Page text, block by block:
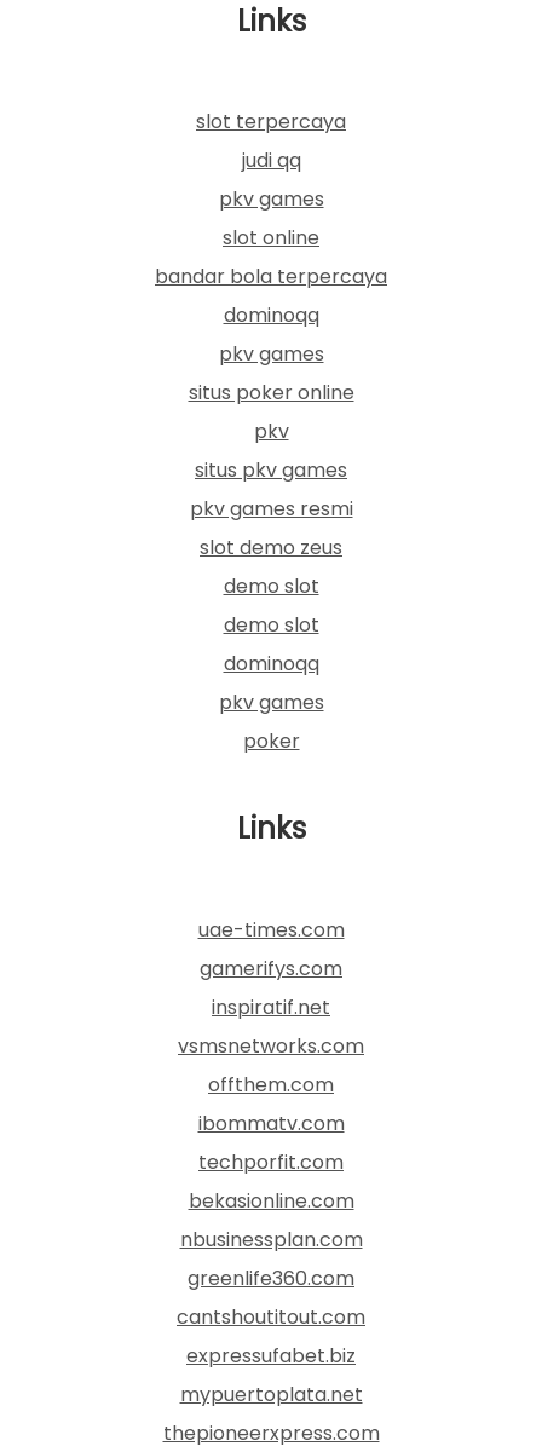
Links
slot terpercaya
judi qq
pkv games
slot online
bandar bola terpercaya
dominoqq
pkv games
situs poker online
pkv
situs pkv games
pkv games resmi
slot demo zeus
demo slot
demo slot
dominoqq
pkv games
poker
Links
uae-times.com
gamerifys.com
inspiratif.net
vsmsnetworks.com
offthem.com
ibommatv.com
techporfit.com
bekasionline.com
nbusinessplan.com
greenlife360.com
cantshoutitout.com
expressufabet.biz
mypuertoplata.net
thepioneerxpress.com